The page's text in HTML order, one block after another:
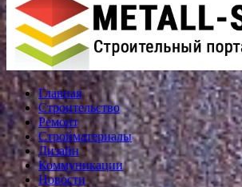
Главная
Строительство
Ремонт
Стройматериалы
Дизайн
Коммуникации
Новости